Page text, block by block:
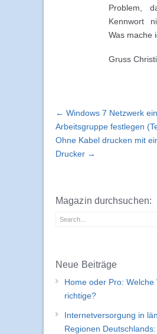
Problem,
Kennwort
Was mache
Gruss
← Windows 7 Netzwerk
Arbeitsgruppe festlegen
Ohne Kabel drucken mit
Drucker →
Magazin durchsuchen:
Neue Beiträge
Home oder Pro: Welche
richtige?
Internetversorgung in
Regionen Deutschlands: